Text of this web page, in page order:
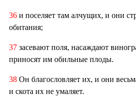
36 и поселяет там алчущих, и они
обитания;
37 засевают поля, насаждают
приносят им обильные плоды.
38 Он благословляет их, и они
и скота их не умаляет.